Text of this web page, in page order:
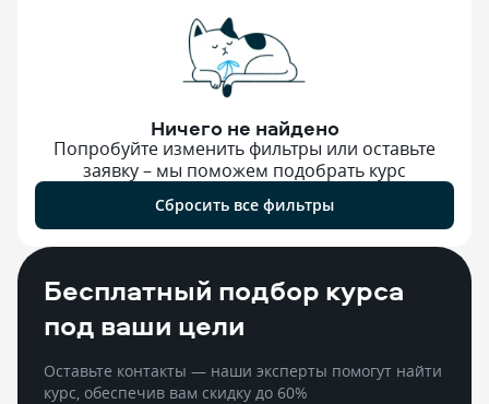
Ничего не найдено
Попробуйте изменить фильтры или оставьте
заявку – мы поможем подобрать курс
Сбросить все фильтры
Бесплатный подбор курса
под ваши цели
Оставьте контакты — наши эксперты помогут найти
курс, обеспечив вам скидку до 60%